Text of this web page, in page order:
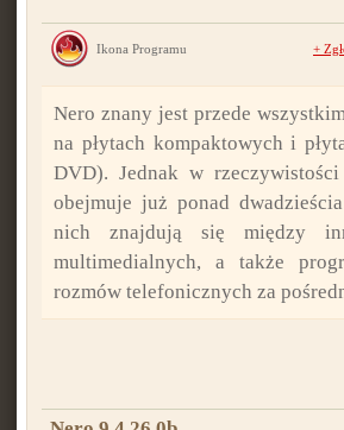
Ikona Programu +
Nero znany jest przede
na płytach kompaktowych i
DVD). Jednak w
obejmuje już ponad
nich znajdują się między
multimedialnych, a także
rozmów telefonicznych za